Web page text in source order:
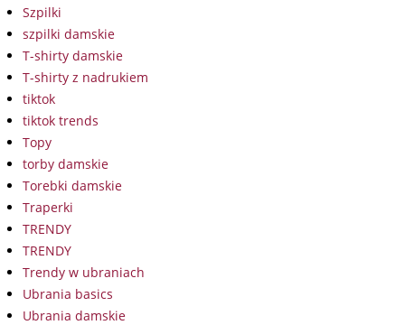
Szpilki
szpilki damskie
T-shirty damskie
T-shirty z nadrukiem
tiktok
tiktok trends
Topy
torby damskie
Torebki damskie
Traperki
TRENDY
TRENDY
Trendy w ubraniach
Ubrania basics
Ubrania damskie